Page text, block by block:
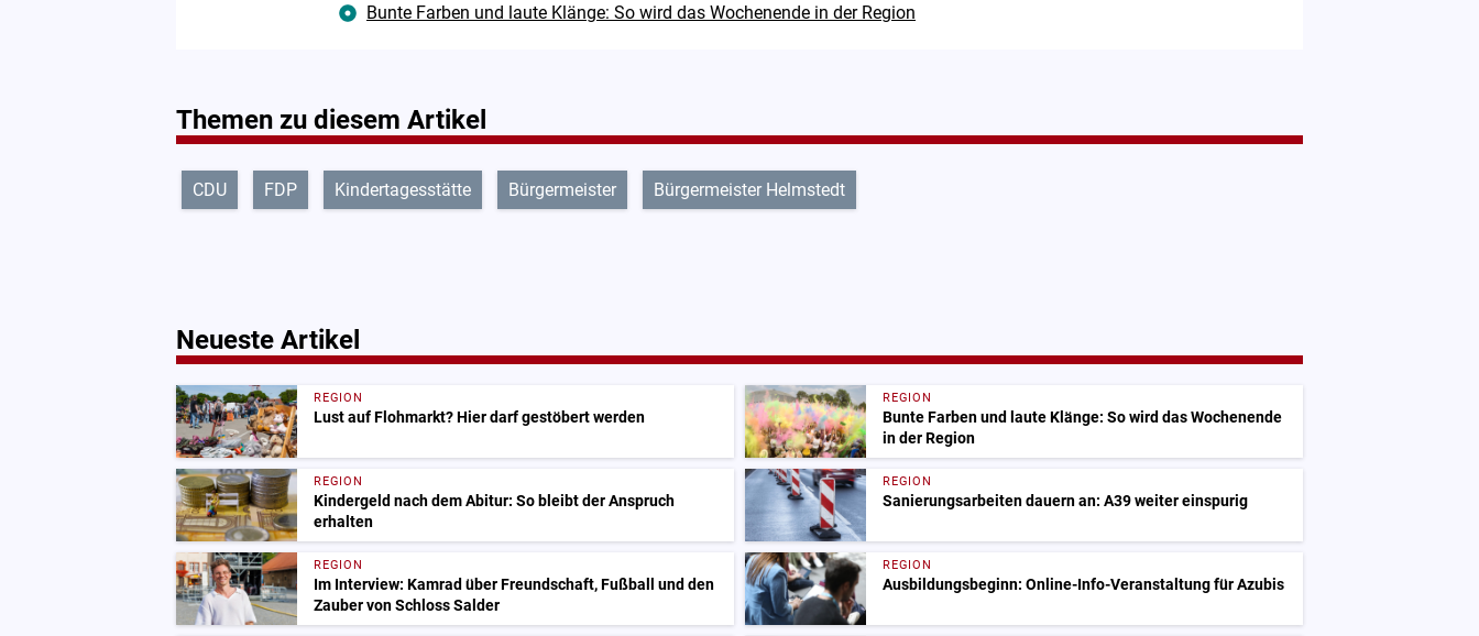
Bunte Farben und laute Klänge: So wird das Wochenende in der Region
Themen zu diesem Artikel
CDU FDP Kindertagesstätte Bürgermeister Bürgermeister Helmstedt
Neueste Artikel
REGION
Lust auf Flohmarkt? Hier darf gestöbert werden
REGION
Bunte Farben und laute Klänge: So wird das Wochenende
in der Region
REGION
Kindergeld nach dem Abitur: So bleibt der Anspruch
erhalten
REGION
Sanierungsarbeiten dauern an: A39 weiter einspurig
REGION
Im Interview: Kamrad über Freundschaft, Fußball und den
Zauber von Schloss Salder
REGION
Ausbildungsbeginn: Online-Info-Veranstaltung für Azubis